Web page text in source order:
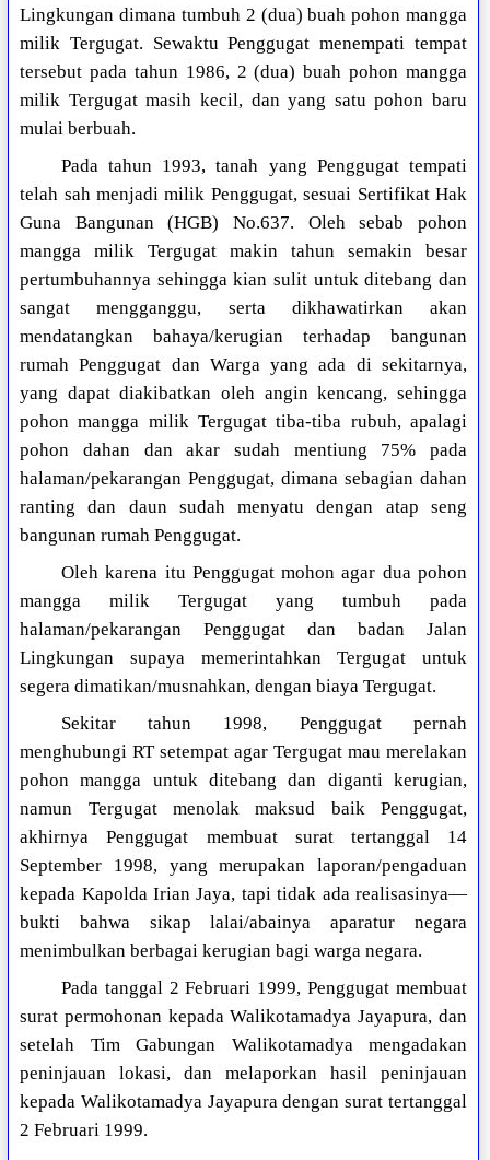
Lingkungan dimana tumbuh 2 (dua) buah pohon mangga
milik Tergugat. Sewaktu Penggugat menempati tempat
tersebut pada tahun 1986, 2 (dua) buah pohon mangga
milik Tergugat masih kecil, dan yang satu pohon baru
mulai berbuah.
Pada tahun 1993, tanah yang Penggugat tempati
telah sah menjadi milik Penggugat, sesuai Sertifikat Hak
Guna Bangunan (HGB) No.637. Oleh sebab pohon
mangga milik Tergugat makin tahun semakin besar
pertumbuhannya sehingga kian sulit untuk ditebang dan
sangat mengganggu, serta dikhawatirkan akan
mendatangkan bahaya/kerugian terhadap bangunan
rumah Penggugat dan Warga yang ada di sekitarnya,
yang dapat diakibatkan oleh angin kencang, sehingga
pohon mangga milik Tergugat tiba-tiba rubuh, apalagi
pohon dahan dan akar sudah mentiung 75% pada
halaman/pekarangan Penggugat, dimana sebagian dahan
ranting dan daun sudah menyatu dengan atap seng
bangunan rumah Penggugat.
Oleh karena itu Penggugat mohon agar dua pohon
mangga milik Tergugat yang tumbuh pada
halaman/pekarangan Penggugat dan badan Jalan
Lingkungan supaya memerintahkan Tergugat untuk
segera dimatikan/musnahkan, dengan biaya Tergugat.
Sekitar tahun 1998, Penggugat pernah
menghubungi RT setempat agar Tergugat mau merelakan
pohon mangga untuk ditebang dan diganti kerugian,
namun Tergugat menolak maksud baik Penggugat,
akhirnya Penggugat membuat surat tertanggal 14
September 1998, yang merupakan laporan/pengaduan
kepada Kapolda Irian Jaya, tapi tidak ada realisasinya—
bukti bahwa sikap lalai/abainya aparatur negara
menimbulkan berbagai kerugian bagi warga negara.
Pada tanggal 2 Februari 1999, Penggugat membuat
surat permohonan kepada Walikotamadya Jayapura, dan
setelah Tim Gabungan Walikotamadya mengadakan
peninjauan lokasi, dan melaporkan hasil peninjauan
kepada Walikotamadya Jayapura dengan surat tertanggal
2 Februari 1999.